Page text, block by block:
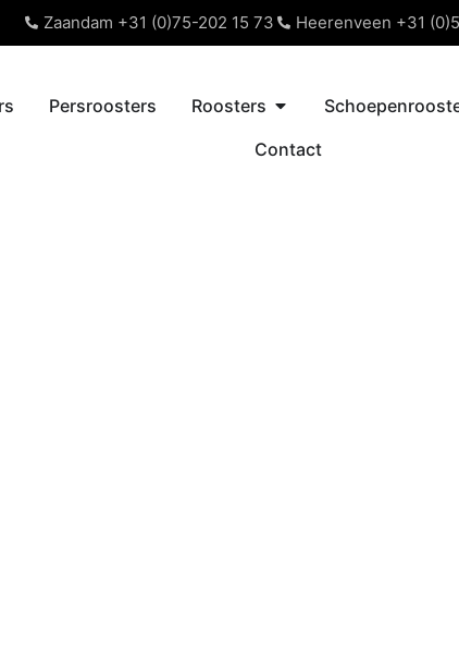
Zaandam +31 (0)75-202 15 73 Heerenveen +31
Persroosters Roosters
Contact